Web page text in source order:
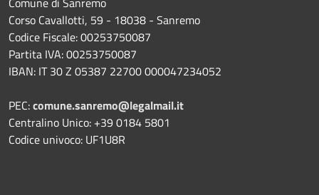
Corso Cavallotti, 59 - 18038 - Sanremo
Codice Fiscale: 00253750087
Partita IVA: 00253750087
IBAN: IT 30 Z 05387 22700 000047234052
PEC:comune.sanremo@legalmail.it
Centralino Unico: +39 0184 5801
Codice univoco: UF1U8R